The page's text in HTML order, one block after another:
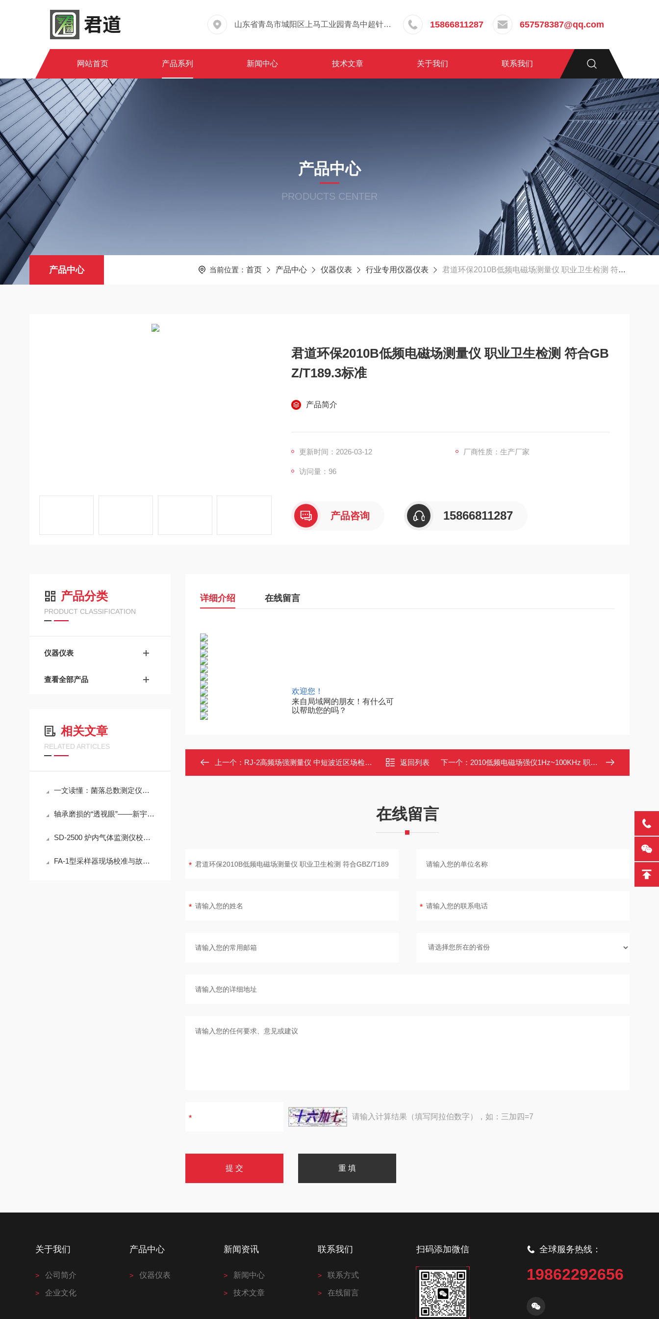
欢迎您！
来自局域网的朋友！有什么可
以帮助您的吗？
山东省青岛市城阳区上马工业园青岛中超针织有限公司院内东办公楼三层 15866811287 657578387@qq.com
网站首页 产品系列 新闻中心 技术文章 关于我们 联系我们
产品中心
PRODUCTS CENTER
产品中心 当前位置： 首页 产品中心 仪器仪表 行业专用仪器仪表 君道环保2010B低频电磁场测量仪 职业卫生检测 符合GBZ/T189.3标准
君道环保2010B低频电磁场测量仪 职业卫生检测 符合GB
Z/T189.3标准
产品简介
更新时间：2026-03-12 厂商性质：生产厂家
访问量：96
产品咨询 15866811287
产品分类
PRODUCT CLASSIFICATION
仪器仪表
查看全部产品
相关文章
RELATED ARTICLES
一文读懂：菌落总数测定仪在各行业的实际应用
轴承磨损的“透视眼”——新宇宙COSMOS便携式润滑脂铁粉浓度计SDM-72
SD-2500 炉内气体监测仪校准方法详解
FA-1型采样器现场校准与故障排查实用指南
详细介绍 在线留言
上一个： RJ-2高频场强测量仪 中短波近区场检测 适用于卫生防疫环境监测 返回列表 下一个： 2010低频电磁场强仪1Hz~100KHz 职业卫生安全监测 三轴同性探头
在线留言
请输入计算结果（填写阿拉伯数字），如：三加四=7
关于我们
公司简介
企业文化
产品中心
仪器仪表
新闻资讯
新闻中心
技术文章
联系我们
联系方式
在线留言
扫码添加微信 全球服务热线：
19862292656